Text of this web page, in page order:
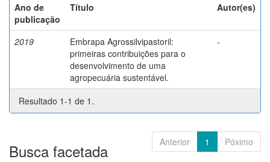
Ano de
publicação
Título Autor(es)
2019
Embrapa Agrossilvipastoril:
primeiras contribuições para o
desenvolvimento de uma
agropecuária sustentável.
-
Resultado 1-1 de 1.
Anterior 1 Póximo
Busca facetada